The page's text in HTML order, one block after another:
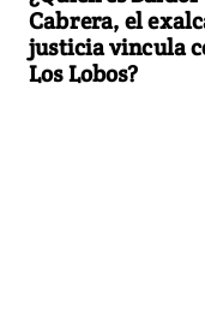
Cabrera, el
justicia vincula
Los Lobos?